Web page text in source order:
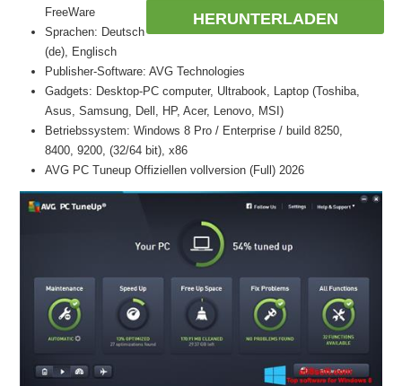
HERUNTERLADEN
FreeWare
Sprachen: Deutsch
(de), Englisch
Publisher-Software: AVG Technologies
Gadgets: Desktop-PC computer, Ultrabook, Laptop (Toshiba,
Asus, Samsung, Dell, HP, Acer, Lenovo, MSI)
Betriebssystem: Windows 8 Pro / Enterprise / build 8250,
8400, 9200, (32/64 bit), x86
AVG PC Tuneup Offiziellen vollversion (Full) 2026